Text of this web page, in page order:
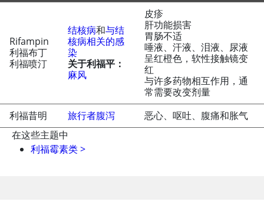
Rifampin
利福布丁
利福喷汀
结核病和与结
核病相关的感
染
关于利福平：
麻风
皮疹
肝功能损害
胃肠不适
唾液、汗液、泪液、尿液
呈红橙色，软性接触镜变
红
与许多药物相互作用，通
常需要改变剂量
利福昔明
旅行者腹泻
恶心、呕吐、腹痛和胀气
在这些主题中
利福霉素类>